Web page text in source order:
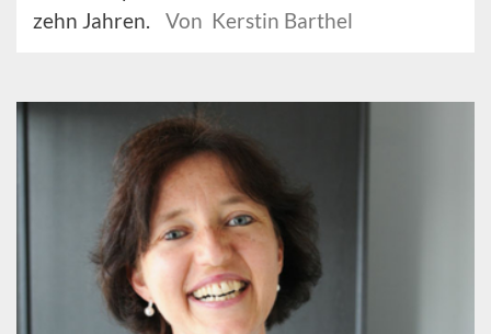
zehn Jahren.
Von Kerstin Barthel